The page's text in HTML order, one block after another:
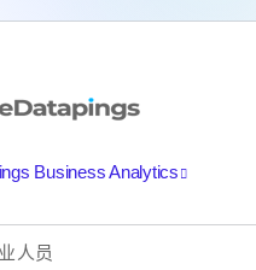
Business Analytics
人员